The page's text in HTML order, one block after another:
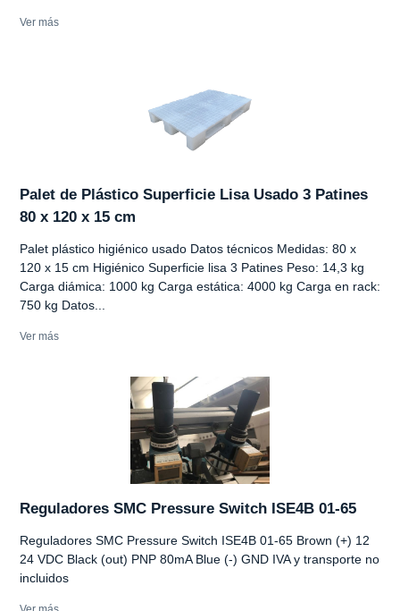
Ver más
Palet de Plástico Superficie Lisa Usado 3 Patines
80 x 120 x 15 cm
Palet plástico higiénico usado Datos técnicos Medidas: 80 x
120 x 15 cm Higiénico Superficie lisa 3 Patines Peso: 14,3 kg
Carga diámica: 1000 kg Carga estática: 4000 kg Carga en rack:
750 kg Datos...
Ver más
Reguladores SMC Pressure Switch ISE4B 01-65
Reguladores SMC Pressure Switch ISE4B 01-65 Brown (+) 12
24 VDC Black (out) PNP 80mA Blue (-) GND IVA y transporte no
incluidos